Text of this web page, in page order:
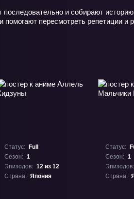
и собирают
пересмотреть репетиции и
Статус:
Full
Сезон: 1
Эпизодов: 12 из 12
Страна: Япония
Статус:
Сезон: 1
Эпизодов:
Страна: